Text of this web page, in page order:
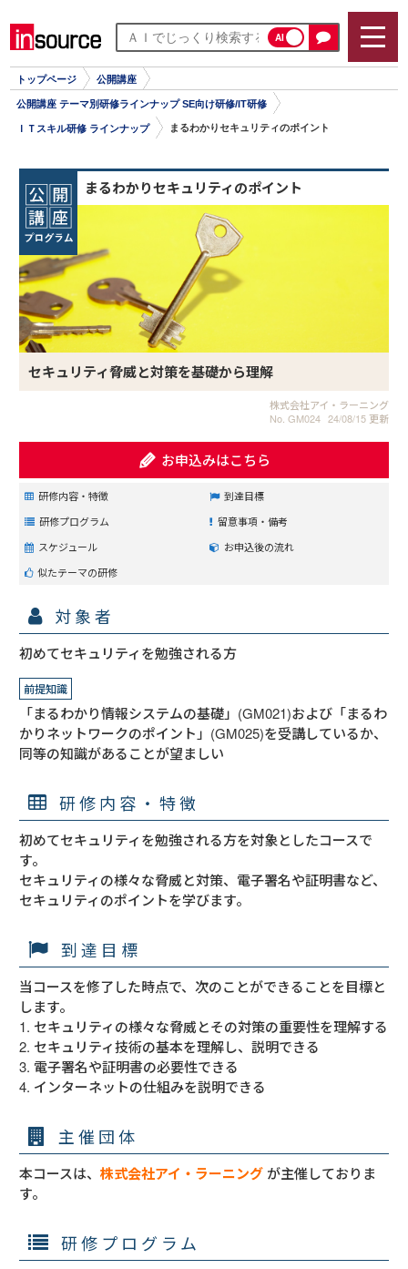
AI
トップページ 公開講座
公開講座 テーマ別研修ラインナップ SE向け研修/IT研修
ＩＴスキル研修 ラインナップ まるわかりセキュリティのポイント
まるわかりセキュリティのポイント
セキュリティ脅威と対策を基礎から理解
株式会社アイ・ラーニング
No. GM024 24/08/15 更新
お申込みはこちら
研修内容・特徴
到達目標
研修プログラム
留意事項・備考
スケジュール
お申込後の流れ
似たテーマの研修
対象者
初めてセキュリティを勉強される方
前提知識
「まるわかり情報システムの基礎」(GM021)および「まるわ
かりネットワークのポイント」(GM025)を受講しているか、
同等の知識があることが望ましい
研修内容・特徴
初めてセキュリティを勉強される方を対象としたコースで
す。
セキュリティの様々な脅威と対策、電子署名や証明書など、
セキュリティのポイントを学びます。
到達目標
当コースを修了した時点で、次のことができることを目標と
します。
1. セキュリティの様々な脅威とその対策の重要性を理解する
2. セキュリティ技術の基本を理解し、説明できる
3. 電子署名や証明書の必要性できる
4. インターネットの仕組みを説明できる
主催団体
本コースは、株式会社アイ・ラーニング が主催しておりま
す。
研修プログラム